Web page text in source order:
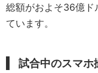
総額がおよそ36億
ています。
試合中のスマホ